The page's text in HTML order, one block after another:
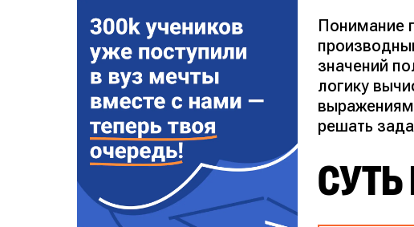
Понимание
значений
логику
решать